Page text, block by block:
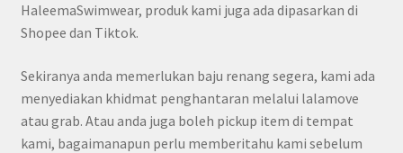
HaleemaSwimwear, produk kami juga ada dipasarkan di
Shopee dan Tiktok.
Sekiranya anda memerlukan baju renang segera, kami ada
menyediakan khidmat penghantaran melalui lalamove
atau grab. Atau anda juga boleh pickup item di tempat
kami, bagaimanapun perlu memberitahu kami sebelum